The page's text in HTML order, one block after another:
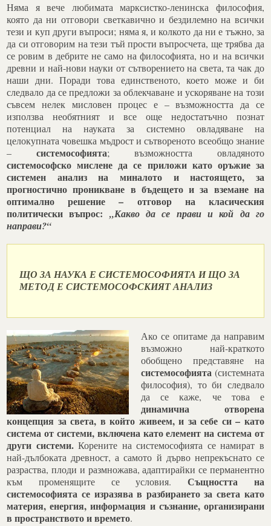
Няма я вече любимата марксистко-ленинска философия,
която да ни отговори светкавично и бездилемно на всички
тези и куп други въпроси; няма я, и колкото да ни е тъжно, за
да си отговорим на тези тъй прости въпросчета, ще трябва да
се ровим в дебрите не само на философията, но и на всички
древни и най-нови науки от сътворението на света, та чак до
наши дни. Поради това единственото, което може и би
следвало да се предложи за облекчаване и ускоряване на този
съвсем нелек мисловен процес е – възможността да се
използва необятният и все още недостатъчно познат
потенциал на науката за системно овладяване на
целокупната човешка мъдрост и сътвореното всеобщо знание
–системософията; възможността овладяното
системософско мислене да се приложи като оръжие за
системен анализ на миналото и настоящето, за
прогностично проникване в бъдещето и за вземане на
оптимално решение – отговор на класическия
политически въпрос: „Какво да се прави и кой да го
направи?“
ЩО ЗА НАУКА Е СИСТЕМОСОФИЯТА И ЩО ЗА
МЕТОД Е СИСТЕМОСОФСКИЯТ АНАЛИЗ
Ако се опитаме да направим
възможно най-краткото
обобщено представяне на
системософията (системната
философия), то би следвало
да се каже, че това е
динамична отворена
концепция за света, в който живеем, и за себе си – като
система от системи, включена като елемент на система от
други системи.Корените на системософията се намират в
най-дълбоката древност, а самото й дърво непрекъснато се
разраства, плоди и размножава, адаптирайки се перманентно
към променящите се условия.Същността на
системософията се изразява в разбирането за света като
материя, енергия, информация и съзнание, организирани
в пространството и времето.